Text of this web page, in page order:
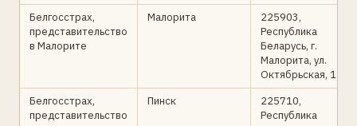
Белгосстрах,
представительство
в Малорите
Малорита
225903,
Республика
Беларусь, г.
Малорита, ул.
Октябрьская, 1
Белгосстрах,
представительство
Пинск
225710,
Республика